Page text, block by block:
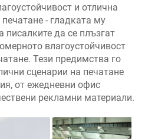
и отлична
- гладката му
писалките да се плъзгат
влагоустойчивост
Тези предимства го
сценарии на печатане
от ежедневни офис
рекламни материали.